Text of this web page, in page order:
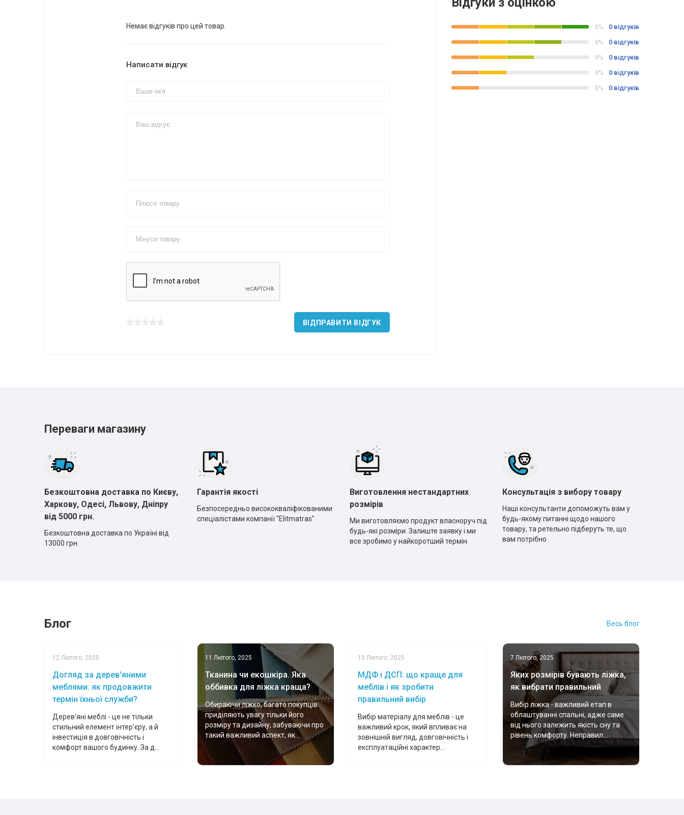
Немає відгуків про цей товар.
Написати відгук
ВІДПРАВИТИ ВІДГУК
0% 0 відгуків
0% 0 відгуків
0% 0 відгуків
0% 0 відгуків
0% 0 відгуків
Переваги магазину
Безкоштовна доставка по Києву,
Харкову, Одесі, Львову, Дніпру
від 5000 грн.
Безкоштовна доставка по Україні від
13000 грн.
Гарантія якості
Безпосередньо висококваліфікованими
спеціалістами компанії "Elitmatras"
Виготовлення нестандартних
розмірів
Ми виготовляємо продукт власноруч під
будь-які розміри. Залиште заявку і ми
все зробимо у найкоротший термін
Консультація з вибору товару
Наші консультанти допоможуть вам у
будь-якому питанні щодо нашого
товару, та ретельно підберуть те, що
вам потрібно
Блог Весь блог
12 Лютого, 2025
Догляд за дерев'яними
меблями: як продовжити
термін їхньої служби?
Дерев'яні меблі - це не тільки
стильний елемент інтер'єру, а й
інвестиція в довговічність і
комфорт вашого будинку. За д...
11 Лютого, 2025
Тканина чи екошкіра. Яка
оббивка для ліжка краща?
Обираючи ліжко, багато покупців
приділяють увагу тільки його
розміру та дизайну, забуваючи про
такий важливий аспект, як...
10 Лютого, 2025
МДФ і ДСП: що краще для
меблів і як зробити
правильний вибір
Вибір матеріалу для меблів - це
важливий крок, який впливає на
зовнішній вигляд, довговічність і
експлуатаційні характер...
7 Лютого, 2025
Яких розмірів бувають ліжка,
як вибрати правильний
Вибір ліжка - важливий етап в
облаштуванні спальні, адже саме
від нього залежить якість сну та
рівень комфорту. Неправил...